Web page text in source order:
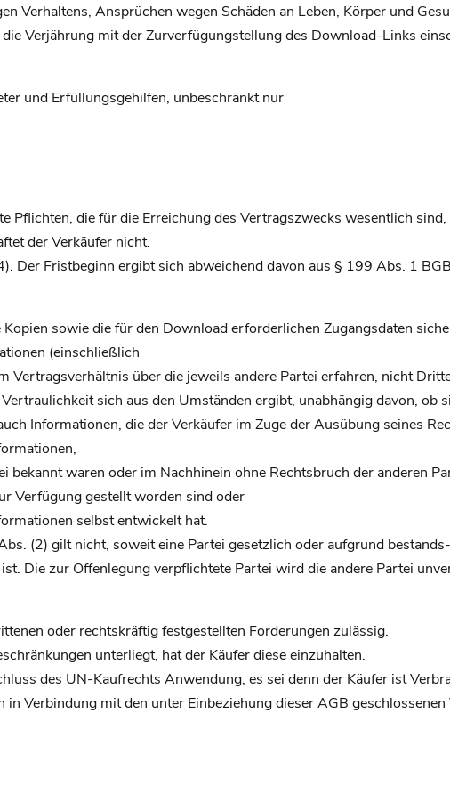
Verhaltens, Ansprüchen wegen Schäden an Leben, Körper und
Verjährung mit der Zurverfügungstellung des Download-Links
und Erfüllungsgehilfen, unbeschränkt nur
Pflichten, die für die Erreichung des Vertragszwecks wesentlich
der Verkäufer nicht.
Der Fristbeginn ergibt sich abweichend davon aus § 199 Abs. 1
sowie die für den Download erforderlichen Zugangsdaten
(einschließlich
Vertragsverhältnis über die jeweils andere Partei erfahren, nicht
sich aus den Umständen ergibt, unabhängig davon,
Informationen, die der Verkäufer im Zuge der Ausübung seines
bekannt waren oder im Nachhinein ohne Rechtsbruch der anderen
Verfügung gestellt worden sind oder
selbst entwickelt hat.
(2) gilt nicht, soweit eine Partei gesetzlich oder aufgrund
Die zur Offenlegung verpflichtete Partei wird die andere Partei
oder rechtskräftig festgestellten Forderungen zulässig.
unterliegt, hat der Käufer diese einzuhalten.
des UN-Kaufrechts Anwendung, es sei denn der Käufer ist
Verbindung mit den unter Einbeziehung dieser AGB